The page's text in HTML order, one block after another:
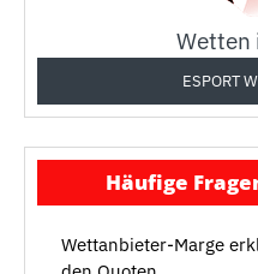
Wetten
ESPORT
Häufige
Wettanbieter-Marge